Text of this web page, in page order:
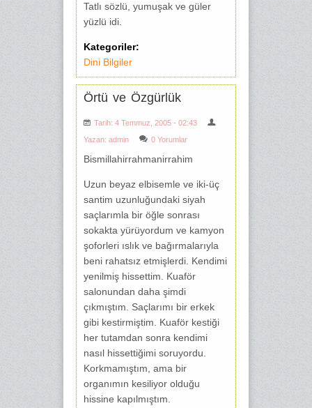
Tatlı sözlü, yumuşak ve güler
yüzlü idi.
Kategoriler:
Dini Bilgiler
Örtü ve Özgürlük
Tarih: 4 Temmuz, 2005 - 02:43
Yazan: admin 0 Yorumlar
Bismillahirrahmanirrahim
Uzun beyaz elbisemle ve iki-üç
santim uzunluğundaki siyah
saçlarımla bir öğle sonrası
sokakta yürüyordum ve kamyon
şoforleri ıslık ve bağırmalarıyla
beni rahatsız etmişlerdi. Kendimi
yenilmiş hissettim. Kuaför
salonundan daha şimdi
çıkmıştım. Saçlarımı bir erkek
gibi kestirmiştim. Kuaför kestiği
her tutamdan sonra kendimi
nasıl hissettiğimi soruyordu.
Korkmamıştım, ama bir
organımın kesiliyor olduğu
hissine kapılmıştım.